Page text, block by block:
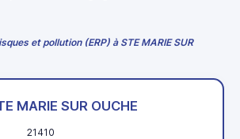
et pollution (ERP) à STE MARIE SUR
MARIE SUR OUCHE
21410